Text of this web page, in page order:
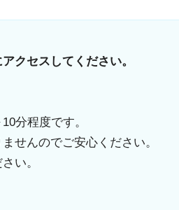
クセスしてください。
分程度です。
せんのでご安心ください。
い。